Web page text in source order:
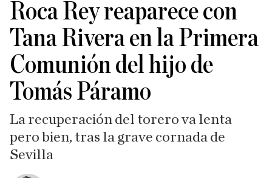
Roca Rey reaparece con
Tana Rivera en la Primera
Comunión del hijo de
Tomás Páramo
La recuperación del torero va lenta
pero bien, tras la grave cornada de
Sevilla